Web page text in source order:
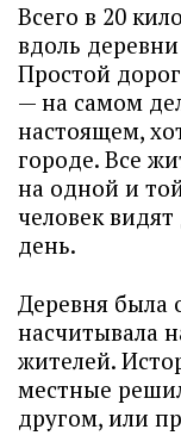
Всего в 20
вдоль
Простой
— на самом
настоящем,
городе. Все
на одной и
человек
день.
Деревня была
насчитывала
жителей.
местные
другом, или